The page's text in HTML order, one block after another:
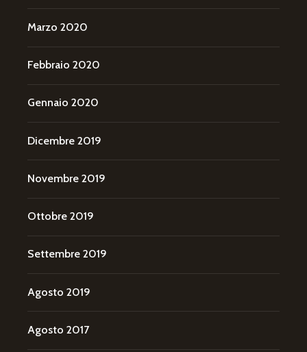
Marzo 2020
Febbraio 2020
Gennaio 2020
Dicembre 2019
Novembre 2019
Ottobre 2019
Settembre 2019
Agosto 2019
Agosto 2017